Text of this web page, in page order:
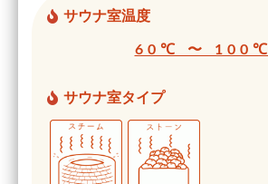
サウナ室温度
60℃ 〜 100℃
サウナ室タイプ